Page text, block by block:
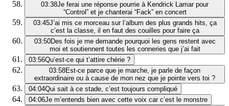
03:38Je ferai une réponse pourrie à Kendrick Lamar pour
“Control” et je chanterai “Fack” en concert
03:45J’ai mis ce morceau sur l’album des plus grands hits, ça
c’est la classe, il en faut des couilles pour faire ça
03:50Des fois je me demande pourquoi les gens restent avec
moi et soutiennent toutes les conneries que j’ai fait
03:56Qu’est-ce qui t’attire chérie ?
03:58Est-ce parce que je marche, je parle de façon
extraordinaire ou à cause de mon nez que je pointe vers toi ?
04:04Qui sait à ce stade, c’est toujours compliqué
04:06Je m’entends bien avec cette voix car c’est le monstre